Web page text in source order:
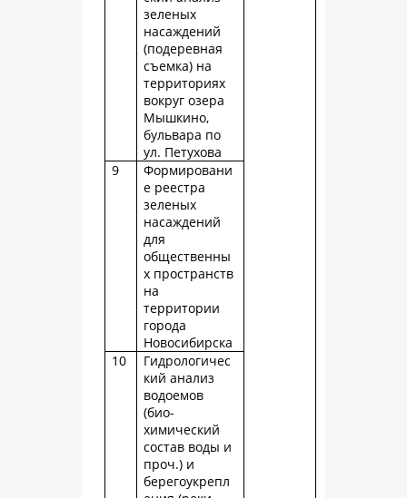
зеленых
насаждений
(подеревная
съемка) на
территориях
вокруг озера
Мышкино,
бульвара по
ул. Петухова
9
Формировани
е реестра
зеленых
насаждений
для
общественны
х пространств
на
территории
города
Новосибирска
10
Гидрологичес
кий анализ
водоемов
(био-
химический
состав воды и
проч.) и
берегоукрепл